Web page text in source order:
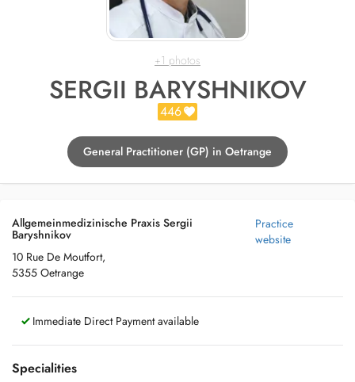
+1 photos
SERGII BARYSHNIKOV
446
General Practitioner (GP) in Oetrange
Allgemeinmedizinische Praxis Sergii
Baryshnikov
10 Rue De Moutfort,
5355 Oetrange
Practice
website
Immediate Direct Payment available
Specialities